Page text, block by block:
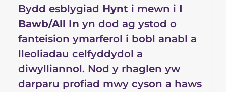
Bydd esblygiad Hynt i mewn i I
Bawb/All In yn dod ag ystod o
fanteision ymarferol i bobl anabl a
lleoliadau celfyddydol a
diwylliannol. Nod y rhaglen yw
darparu profiad mwy cyson a haws